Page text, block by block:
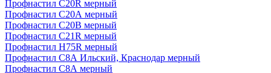
Профнастил С20R мерный
Профнастил С20А мерный
Профнастил С20В мерный
Профнастил С21R мерный
Профнастил Н75R мерный
Профнастил С8А Ильский, Краснодар мерный
Профнастил С8А мерный